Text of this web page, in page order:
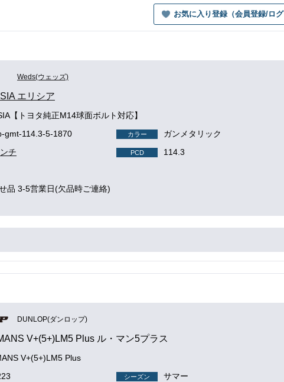
お気に入り登録（会員登録/ロ
Weds(ウェッズ)
エリシア
【トヨタ純正M14球面ボルト対応】
gmt-114.3-5-1870 カラー ガンメタリック
チ PCD 114.3
品 3-5営業日(欠品時ご連絡)
DUNLOP(ダンロップ)
V+(5+)LM5 Plus ル・マン5プラス
V+(5+)LM5 Plus
シーズン サマー